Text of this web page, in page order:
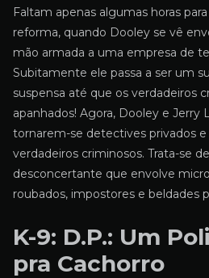
Faltam apenas algumas horas
reforma, quando Dooley se vê
mão armada a uma empresa de
Subitamente ele passa a ser um
suspensa até que os verdadeiros
apanhados! Agora, Dooley e Jerry
tornarem-se detectives privados e
verdadeiros criminosos. Trata-se
desconcertante que envolve
roubados, impostores e beldades
K-9: D.P.: Um
pra Cachorro